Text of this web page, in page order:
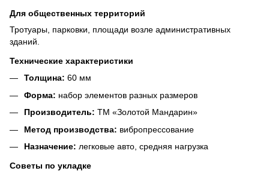
Для общественных территорий
Тротуары, парковки, площади возле административных
зданий.
Технические характеристики
Толщина: 60 мм
Форма: набор элементов разных размеров
Производитель: ТМ «Золотой Мандарин»
Метод производства: вибропрессование
Назначение: легковые авто, средняя нагрузка
Советы по укладке